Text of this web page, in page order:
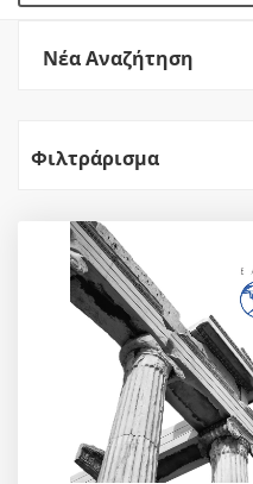
Νέα Αναζήτηση
Φιλτράρισμα